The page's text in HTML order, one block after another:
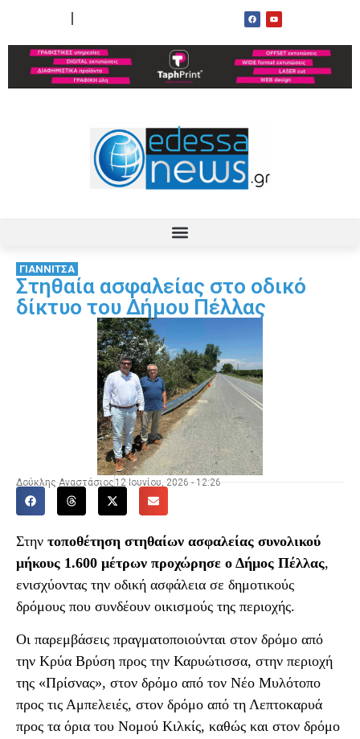
ΓΙΑΝΝΙΤΣΑ
Στηθαία ασφαλείας στο οδικό
δίκτυο του Δήμου Πέλλας
Δούκλης Αναστάσιος 12 Ιουνίου, 2026 - 12:26
Στην τοποθέτηση στηθαίων ασφαλείας συνολικού
μήκους 1.600 μέτρων προχώρησε ο Δήμος Πέλλας,
ενισχύοντας την οδική ασφάλεια σε δημοτικούς
δρόμους που συνδέουν οικισμούς της περιοχής.
Οι παρεμβάσεις πραγματοποιούνται στον δρόμο από
την Κρύα Βρύση προς την Καρυώτισσα, στην περιοχή
της «Πρίσνας», στον δρόμο από τον Νέο Μυλότοπο
προς τις Αμπελειές, στον δρόμο από τη Λεπτοκαρυά
προς τα όρια του Νομού Κιλκίς, καθώς και στον δρόμο